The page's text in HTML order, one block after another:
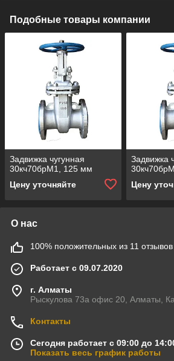
Подобные товары компании
Задвижка чугунная
30кч70брМ1, 125 мм
Цену уточняйте
Задвижка
Цену
О нас
100% положительных из 11 отзывов
Работает с 09.07.2020
г. Алматы
Рыскулова 73а офис 20, Алматы,
Контакты
Сегодня работает с 09:00 до
Показать весь график работы